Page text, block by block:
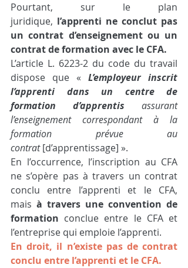
Pourtant, sur le plan
juridique, l’apprenti ne conclut pas
un contrat d’enseignement ou un
contrat de formation avec le CFA.
L’article L. 6223-2 du code du travail
dispose que « L’employeur inscrit
l’apprenti dans un centre de
formation d’apprentis assurant
l’enseignement correspondant à la
formation prévue au
contrat [d’apprentissage] ».
En l’occurrence, l’inscription au CFA
ne s’opère pas à travers un contrat
conclu entre l’apprenti et le CFA,
mais à travers une convention de
formation conclue entre le CFA et
l’entreprise qui emploie l’apprenti.
En droit, il n’existe pas de contrat
conclu entre l’apprenti et le CFA.